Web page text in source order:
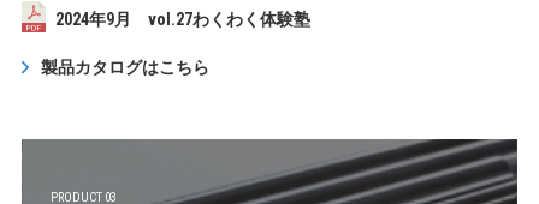
2024年9月 vol.27わくわく体験塾
製品カタログはこちら
PRODUCT 03